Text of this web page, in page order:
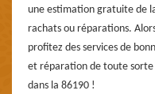
une estimation gratuite de
rachats ou réparations.
profitez des services de
et réparation de toute sorte
dans la 86190 !